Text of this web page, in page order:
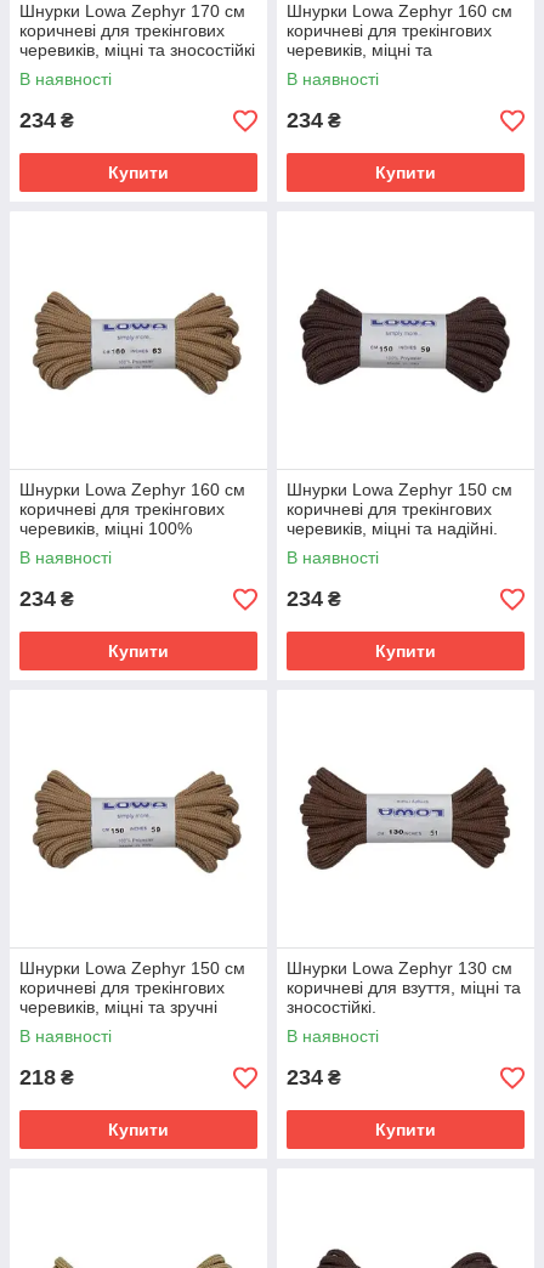
Шнурки Lowa Zephyr 170 см
коричневі для трекінгових
черевиків, міцні та зносостійкі
В наявності
234 ₴
Купити
Шнурки Lowa Zephyr 160 см
коричневі для трекінгових
черевиків, міцні та
універсальні.
В наявності
234 ₴
Купити
Шнурки Lowa Zephyr 160 см
коричневі для трекінгових
черевиків, міцні 100%
поліестер
В наявності
234 ₴
Купити
Шнурки Lowa Zephyr 150 см
коричневі для трекінгових
черевиків, міцні та надійні.
В наявності
234 ₴
Купити
Шнурки Lowa Zephyr 150 см
коричневі для трекінгових
черевиків, міцні та зручні
В наявності
218 ₴
Купити
Шнурки Lowa Zephyr 130 см
коричневі для взуття, міцні та
зносостійкі.
В наявності
234 ₴
Купити